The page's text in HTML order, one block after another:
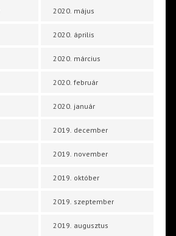
2020. május
2020. április
2020. március
2020. február
2020. január
2019. december
2019. november
2019. október
2019. szeptember
2019. augusztus